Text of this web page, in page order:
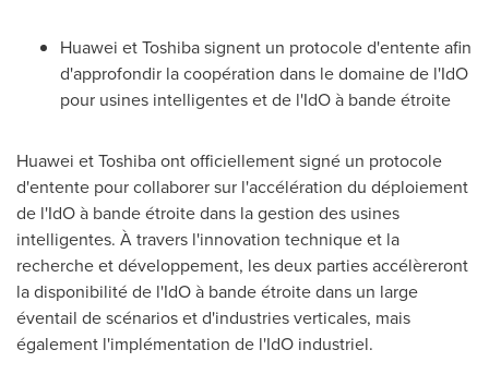
Huawei et Toshiba signent un protocole d'entente afin
d'approfondir la coopération dans le domaine de l'IdO
pour usines intelligentes et de l'IdO à bande étroite
Huawei et Toshiba ont officiellement signé un protocole
d'entente pour collaborer sur l'accélération du déploiement
de l'IdO à bande étroite dans la gestion des usines
intelligentes. À travers l'innovation technique et la
recherche et développement, les deux parties accélèreront
la disponibilité de l'IdO à bande étroite dans un large
éventail de scénarios et d'industries verticales, mais
également l'implémentation de l'IdO industriel.